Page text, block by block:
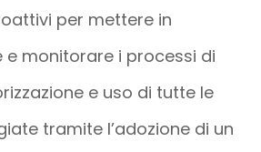
per mettere in
e monitorare i processi di
e uso di tutte le
tramite l’adozione di un